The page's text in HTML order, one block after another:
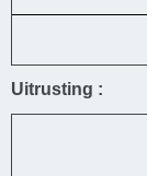
Uitrusting :